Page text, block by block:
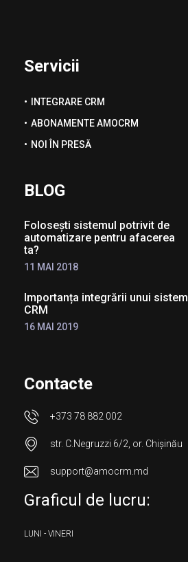
Servicii
INTEGRARE CRM
ABONAMENTE AMOCRM
NOI ÎN PRESĂ
BLOG
Folosești sistemul potrivit de
automatizare pentru afacerea
ta?
11 MAI 2018
Importanța integrării unui sistem
CRM
16 MAI 2019
Contacte
+373 78 882 002
str. C.Negruzzi 6/2, or. Chișinău
support@amocrm.md
Graficul de lucru:
LUNI - VINERI